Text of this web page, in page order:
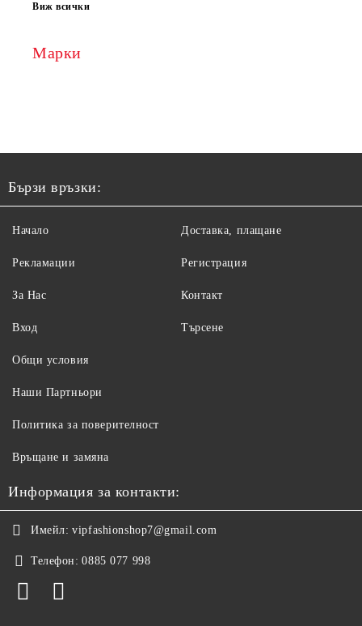
Виж всички
Марки
Бързи връзки:
Начало
Рекламации
За Нас
Вход
Доставка, плащане
Регистрация
Контакт
Търсене
Общи условия
Наши Партньори
Политика за поверителност
Връщане и замяна
Информация за контакти:
Имейл: vipfashionshop7@gmail.com
Телефон: 0885 077 998